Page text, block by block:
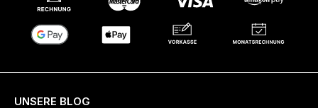
UNSERE BLOG